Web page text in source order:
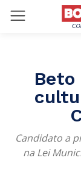
Beto
Candidato a
na Lei